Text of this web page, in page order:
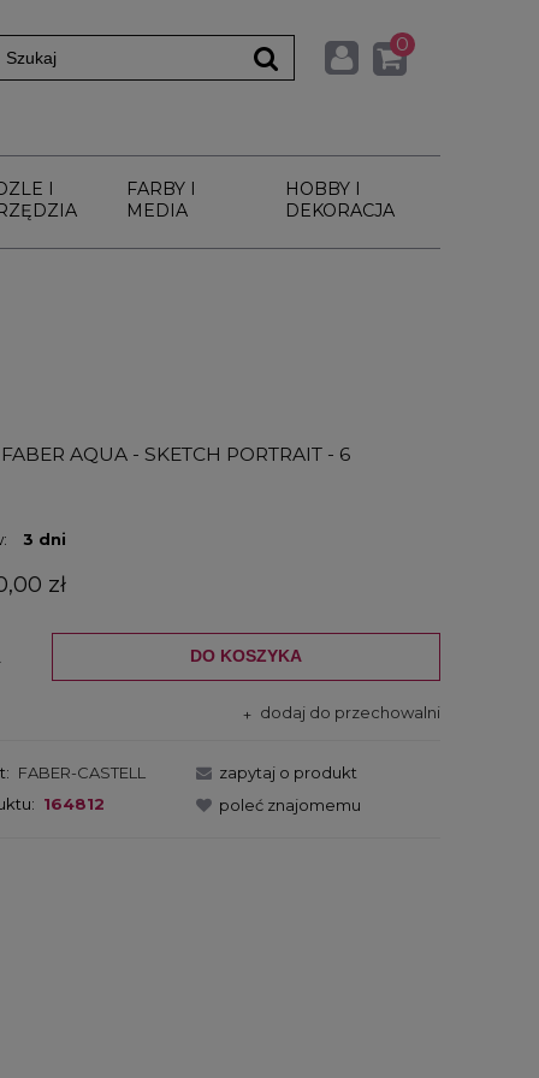
0
I
FARBY I
MEDIA
HOBBY I
DEKORACJA
AQUA - SKETCH PORTRAIT - 6
3 dni
zł
DO KOSZYKA
dodaj do przechowalni
FABER-CASTELL
164812
zapytaj o produkt
poleć znajomemu